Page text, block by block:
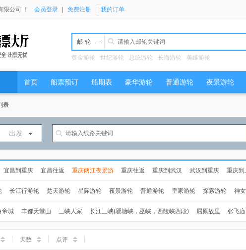
限公司 ！ 会员登录 免费注册 我的订单
邮轮
黄金游轮 世纪游轮 总统游轮 长海游轮 美维游轮
首页 船票预订 船期表 豪华游轮 普通游轮 夜景游轮
表
出发
宜昌到重庆 宜昌往返 重庆两江夜景游 重庆往返 重庆到武汉 武汉到重庆 重庆到
长江行游轮 楚天游轮 星际游轮 夜景游轮 普通游轮 皇家游轮 探索游轮 神
帝城 丰都天堂山 三峡人家 长江三峡(瞿塘峡，巫峡，西陵峡西段) 屈原故里 张飞庙
宝寨 丰都鬼城
天数 点评